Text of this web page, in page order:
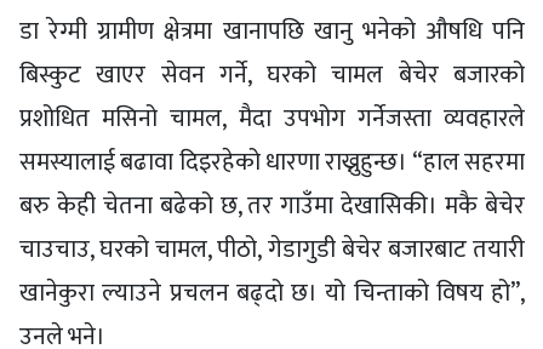
डा रेग्मी ग्रामीण क्षेत्रमा खानापछि खानु भनेको औषधि पनि
बिस्कुट खाएर सेवन गर्ने, घरको चामल बेचेर बजारको
प्रशोधित मसिनो चामल, मैदा उपभोग गर्नेजस्ता व्यवहारले
समस्यालाई बढावा दिइरहेको धारणा राख्नुहुन्छ। “हाल सहरमा
बरु केही चेतना बढेको छ, तर गाउँमा देखासिकी। मकै बेचेर
चाउचाउ, घरको चामल, पीठो, गेडागुडी बेचेर बजारबाट तयारी
खानेकुरा ल्याउने प्रचलन बढ्दो छ। यो चिन्ताको विषय हो”,
उनले भने।